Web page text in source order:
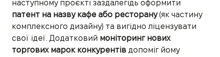
наступному проєкті заздалегідь оформити
патент на назву кафе або ресторану(як частину
комплексного дизайну) та вигідно ліцензувати
свої ідеї. Додатковий моніторинг нових
торгових марок конкурентів допоміг йому